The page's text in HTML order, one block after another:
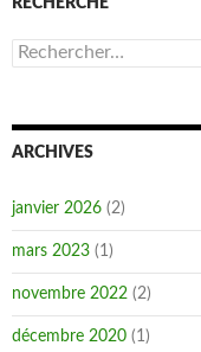
RECHERCHE
Rechercher :
ARCHIVES
janvier 2026 (2)
mars 2023 (1)
novembre 2022 (2)
décembre 2020 (1)